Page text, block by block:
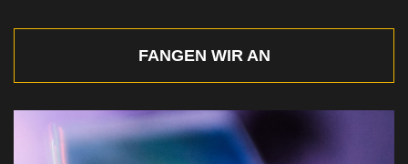
FANGEN WIR AN